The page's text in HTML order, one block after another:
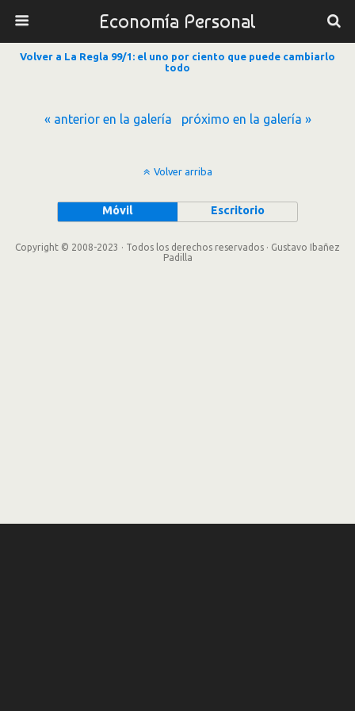
Economía Personal
Volver a La Regla 99/1: el uno por ciento que puede cambiarlo
todo
« anterior en la galería próximo en la galería »
Volver arriba
Móvil Escritorio
Copyright © 2008-2023 · Todos los derechos reservados · Gustavo Ibañez
Padilla